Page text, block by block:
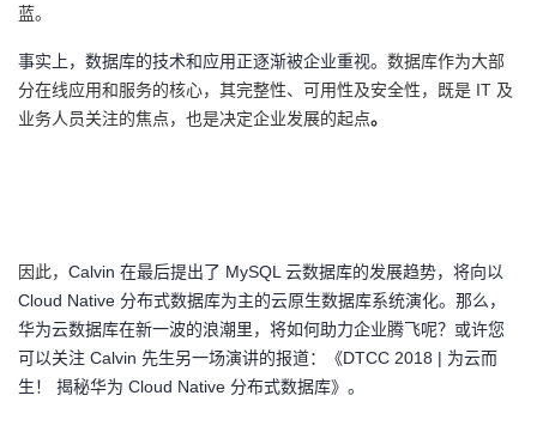
蓝。
事实上，数据库的技术和应用正逐渐被企业重视。 数据库作为大部
分在线应用和服务的核心，其完整性、可用性及安全性，既是 IT 及
业务人员关注的焦点，也是决定企业发展的起点。
因此， Calvin 在最后提出了 MySQL 云数据库的发展趋势，将向以
Cloud Native 分布式数据库为主的云原生数据库系统演化。那么，
华为云数据库在新一波的浪潮里，将如何助力企业腾飞呢？或许您
可以关注 Calvin 先生另一场演讲的报道：《DTCC 2018 | 为云而
生！ 揭秘华为 Cloud Native 分布式数据库》。